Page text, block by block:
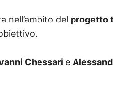
nell’ambito del progetto
Chessari e